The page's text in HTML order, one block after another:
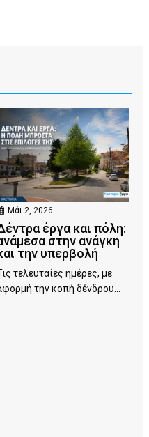
Μάι 2, 2026
έργα και πόλη:
στην ανάγκη
την υπερβολή
τελευταίες ημέρες, με
την κοπή δένδρου...